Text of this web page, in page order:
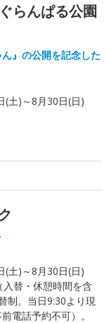
らんぱる公園
ん』の公開を記念した
(土)～8月30日(日)
(土)～8月30日(日)
替・休憩時間を含
制。当日9:30より現
電話予約不可）。